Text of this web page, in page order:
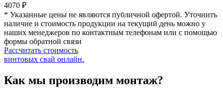
4070 ₽
* Указанные цены не являются публичной офертой. Уточнить
наличие и стоимость продукции на текущий день можно у
наших менеджеров по контактным телефонам или с помощью
формы обратной связи
Рассчитать стоимость
винтовых свай онлайн.
Как мы производим монтаж?